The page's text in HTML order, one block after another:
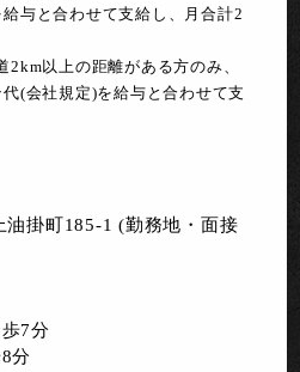
与と合わせて支給し、月合計2
以上の距離がある方のみ、
(会社規定)を給与と合わせて支
油掛町185-1 (勤務地・面接
7分
分